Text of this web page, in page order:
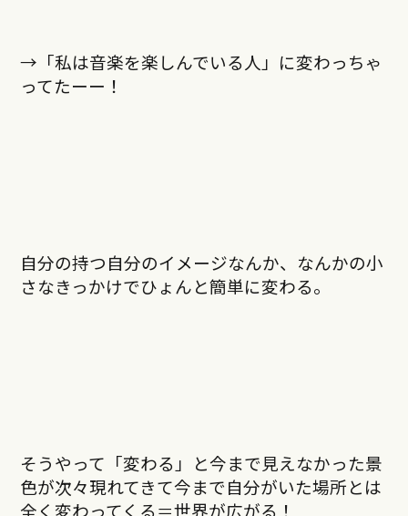
→「私は音楽を楽しんでいる人」に変わっちゃ
ってたーー！
自分の持つ自分のイメージなんか、なんかの小
さなきっかけでひょんと簡単に変わる。
そうやって「変わる」と今まで見えなかった景
色が次々現れてきて今まで自分がいた場所とは
全く変わってくる＝世界が広がる！